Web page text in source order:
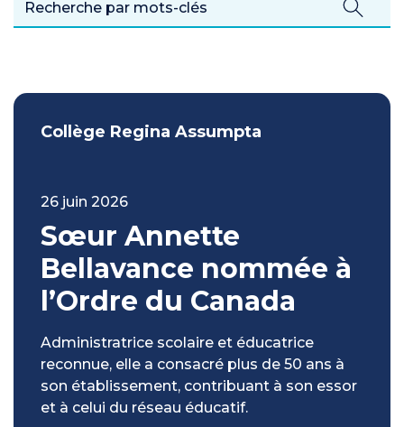
Collège Regina Assumpta
26 juin 2026
Sœur Annette
Bellavance nommée à
l’Ordre du Canada
Administratrice scolaire et éducatrice
reconnue, elle a consacré plus de 50 ans à
son établissement, contribuant à son essor
et à celui du réseau éducatif.